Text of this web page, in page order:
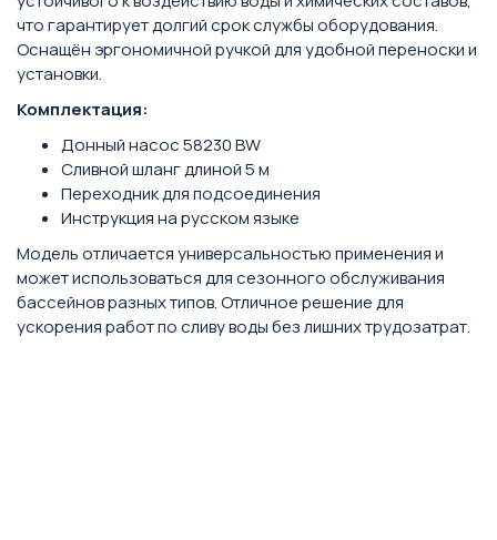
что гарантирует долгий срок службы оборудования.
Оснащён эргономичной ручкой для удобной переноски и
установки.
Комплектация:
Донный насос 58230 BW
Сливной шланг длиной 5 м
Переходник для подсоединения
Инструкция на русском языке
Модель отличается универсальностью применения и
может использоваться для сезонного обслуживания
бассейнов разных типов. Отличное решение для
ускорения работ по сливу воды без лишних трудозатрат.